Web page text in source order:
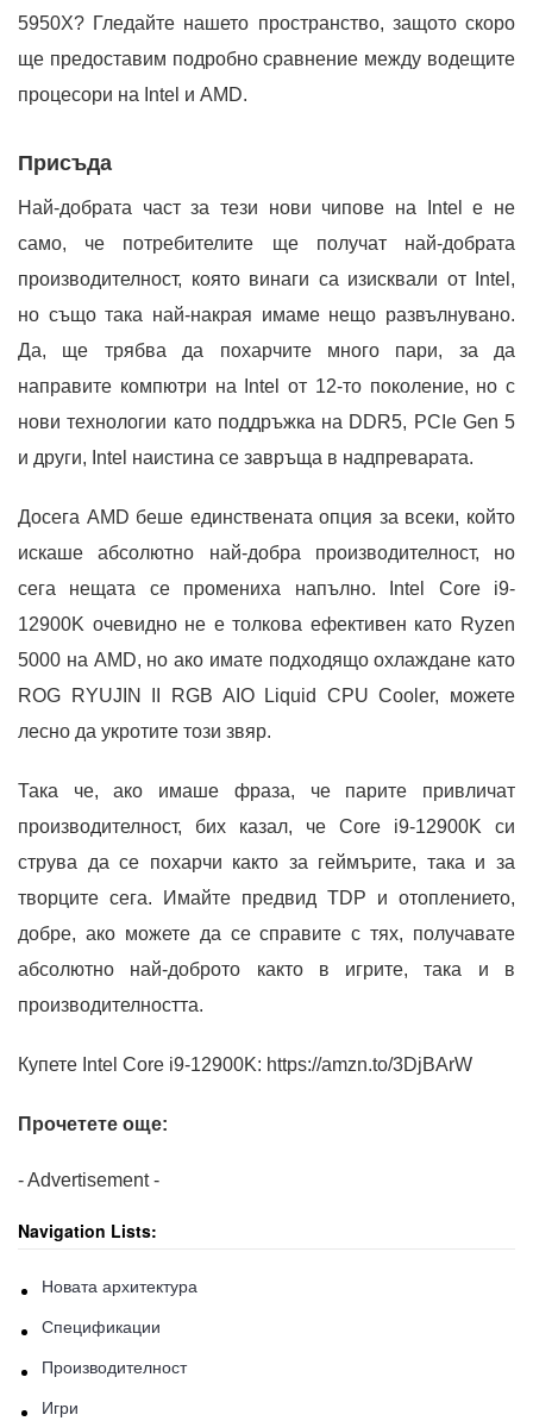
5950X? Гледайте нашето пространство, защото скоро
ще предоставим подробно сравнение между водещите
процесори на Intel и AMD.
Присъда
Най-добрата част за тези нови чипове на Intel е не
само, че потребителите ще получат най-добрата
производителност, която винаги са изисквали от Intel,
но също така най-накрая имаме нещо развълнувано.
Да, ще трябва да похарчите много пари, за да
направите компютри на Intel от 12-то поколение, но с
нови технологии като поддръжка на DDR5, PCIe Gen 5
и други, Intel наистина се завръща в надпреварата.
Досега AMD беше единствената опция за всеки, който
искаше абсолютно най-добра производителност, но
сега нещата се промениха напълно. Intel Core i9-
12900K очевидно не е толкова ефективен като Ryzen
5000 на AMD, но ако имате подходящо охлаждане като
ROG RYUJIN II RGB AIO Liquid CPU Cooler, можете
лесно да укротите този звяр.
Така че, ако имаше фраза, че парите привличат
производителност, бих казал, че Core i9-12900K си
струва да се похарчи както за геймърите, така и за
творците сега. Имайте предвид TDP и отоплението,
добре, ако можете да се справите с тях, получавате
абсолютно най-доброто както в игрите, така и в
производителността.
Купете Intel Core i9-12900K: https://amzn.to/3DjBArW
Прочетете още:
- Advertisement -
Navigation Lists:
Новата архитектура
Спецификации
Производителност
Игри